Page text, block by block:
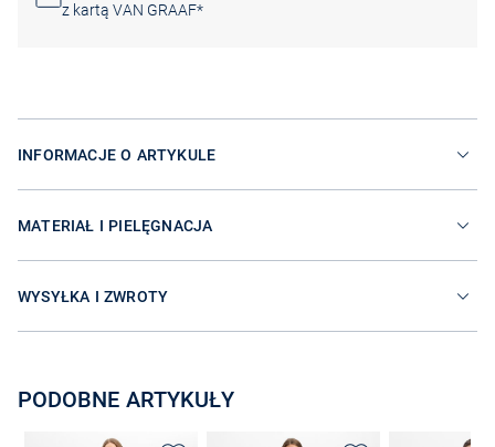
z kartą VAN GRAAF*
INFORMACJE O ARTYKULE
MATERIAŁ I PIELĘGNACJA
WYSYŁKA I ZWROTY
PODOBNE ARTYKUŁY